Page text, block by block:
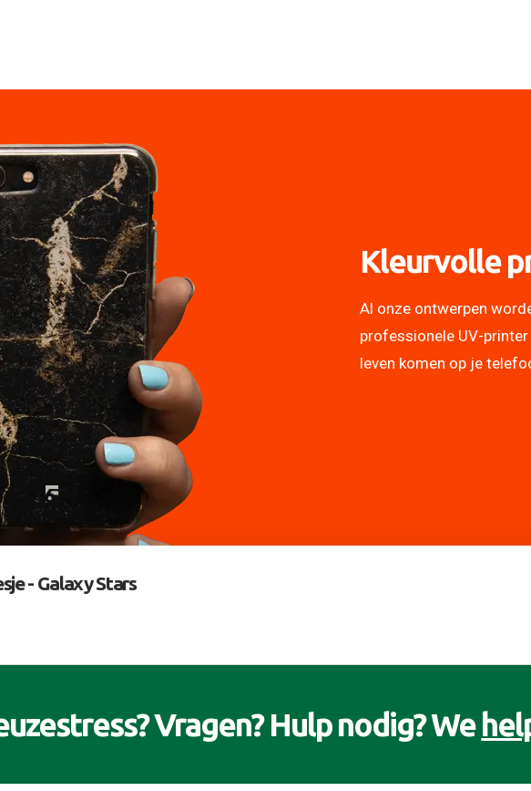
Kleurvolle
Al onze ontwerpen
professionele UV-
leven komen op je
- Galaxy Stars
Vragen? Hulp nodig? We